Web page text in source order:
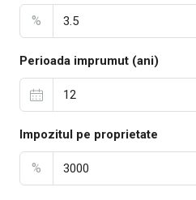
%
Perioada imprumut (ani)
Impozitul pe proprietate
%